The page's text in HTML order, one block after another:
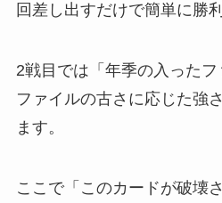
回差し出すだけで簡単に勝
2戦目では「年季の入ったフ
ファイルの古さに応じた強
ます。
ここで「このカードが破壊